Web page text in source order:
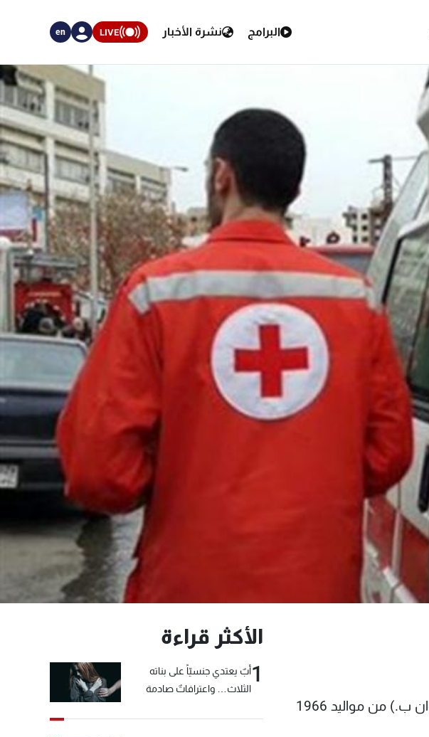
البرامج نشرة الأخبار LIVE
en
أفاد مراسل mtv في صيدا، أنّ سيارة من نوع هيونداي Grand i10 صدمت المواطن (مروان ب.) من مواليد 1966
الأكثر قراءة
1أبٌ يعتدي جنسيّاً على بناته
الثلاث… واعترافاتٌ صادمة